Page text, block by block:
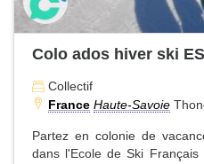
Colo ados hiver ski
Collectif
France Haute-Savoie
Partez en colonie de
dans l'Ecole de Ski Français